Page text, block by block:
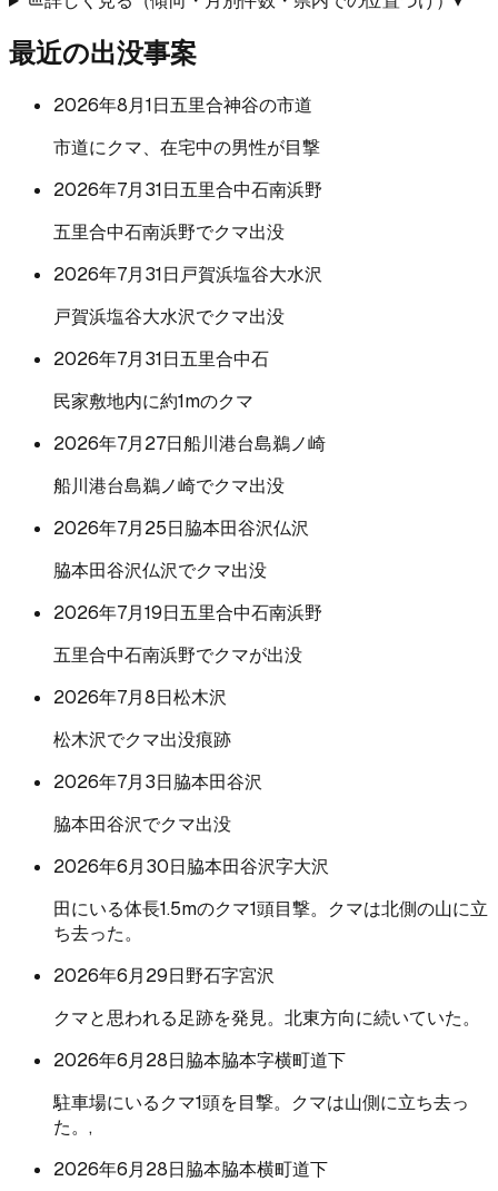
最近の出没事案
2026年8月1日五里合神谷の市道
市道にクマ、在宅中の男性が目撃
2026年7月31日五里合中石南浜野
五里合中石南浜野でクマ出没
2026年7月31日 戸賀浜塩谷大水沢
戸賀浜塩谷大水沢でクマ出没
2026年7月31日五里合中石
民家敷地内に約1mのクマ
2026年7月27日船川港台島鵜ノ崎
船川港台島鵜ノ崎でクマ出没
2026年7月25日脇本田谷沢仏沢
脇本田谷沢仏沢でクマ出没
2026年7月19日五里合中石南浜野
五里合中石南浜野でクマが出没
2026年7月8日松木沢
松木沢でクマ出没痕跡
2026年7月3日脇本田谷沢
脇本田谷沢でクマ出没
2026年6月30日脇本田谷沢字大沢
田にいる体長1.5mのクマ1頭目撃。クマは北側の山に立
ち去った。
2026年6月29日野石字宮沢
クマと思われる足跡を発見。北東方向に続いていた。
2026年6月28日脇本脇本字横町道下
駐車場にいるクマ1頭を目撃。クマは山側に立ち去っ
た。,
2026年6月28日脇本脇本横町道下